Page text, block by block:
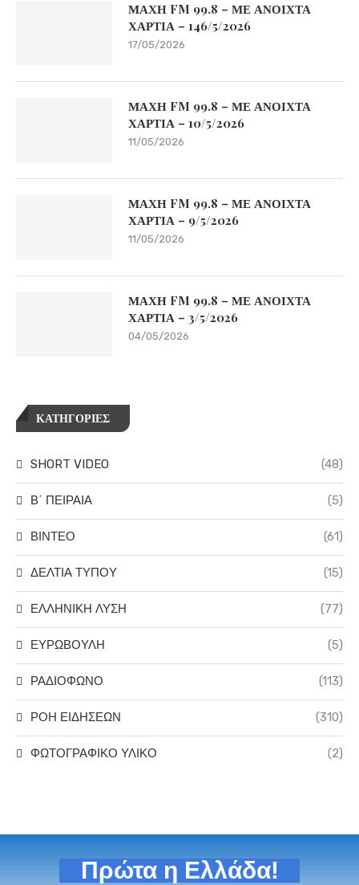
ΜΑΧΗ FM 99.8 – ΜΕ ΑΝΟΙΧΤΑ
ΧΑΡΤΙΑ – 146/5/2026
17/05/2026
ΜΑΧΗ FM 99.8 – ΜΕ ΑΝΟΙΧΤΑ
ΧΑΡΤΙΑ – 10/5/2026
11/05/2026
ΜΑΧΗ FM 99.8 – ΜΕ ΑΝΟΙΧΤΑ
ΧΑΡΤΙΑ – 9/5/2026
11/05/2026
ΜΑΧΗ FM 99.8 – ΜΕ ΑΝΟΙΧΤΑ
ΧΑΡΤΙΑ – 3/5/2026
04/05/2026
ΚΑΤΗΓΟΡΙΕΣ
SHORT VIDEO (48)
Β΄ ΠΕΙΡΑΙΑ (5)
ΒΙΝΤΕΟ (61)
ΔΕΛΤΙΑ ΤΥΠΟΥ (15)
ΕΛΛΗΝΙΚΗ ΛΥΣΗ (77)
ΕΥΡΩΒΟΥΛΗ (5)
ΡΑΔΙΟΦΩΝΟ (113)
ΡΟΗ ΕΙΔΗΣΕΩΝ (310)
ΦΩΤΟΓΡΑΦΙΚΟ ΥΛΙΚΟ (2)
Πρώτα η Ελλάδα!